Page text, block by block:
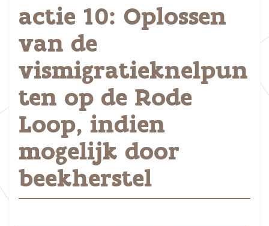
actie 10: Oplossen
van de
vismigratieknelpun
ten op de Rode
Loop, indien
mogelijk door
beekherstel